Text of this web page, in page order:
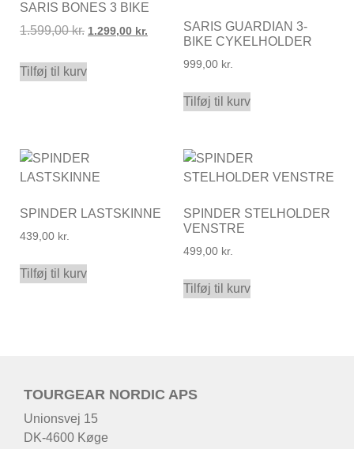
SARIS BONES 3 BIKE
1.599,00kr. 1.299,00 kr.
Tilføj til kurv
SARIS GUARDIAN 3-
BIKE CYKELHOLDER
999,00 kr.
Tilføj til kurv
SPINDER LASTSKINNE
439,00 kr.
Tilføj til kurv
SPINDER STELHOLDER
VENSTRE
499,00 kr.
Tilføj til kurv
TOURGEAR NORDIC APS
Unionsvej 15
DK-4600 Køge